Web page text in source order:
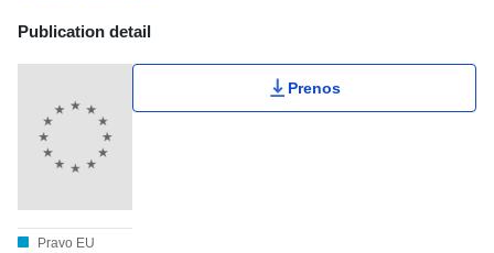
Publication Detail Actions Portlet
Publication detail
Pravo EU
Prenos